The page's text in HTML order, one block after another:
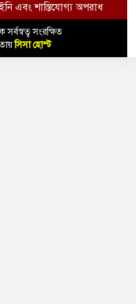
এবং শাস্তিযোগ্য অপরাধ
সংরক্ষিত
সিসা হোস্ট